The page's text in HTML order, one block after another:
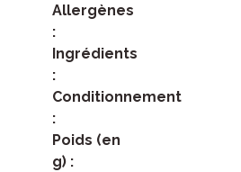
Allergènes
:
Ingrédients
:
Conditionnement
:
Poids (en
g) :